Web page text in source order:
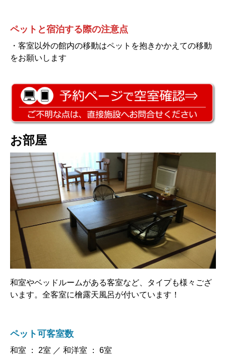
ペットと宿泊する際の注意点
・客室以外の館内の移動はペットを抱きかかえての移動
をお願いします
お部屋
和室やベッドルームがある客室など、タイプも様々ござ
います。全客室に檜露天風呂が付いています！
ペット可客室数
和室 ： 2室 ／ 和洋室 ： 6室